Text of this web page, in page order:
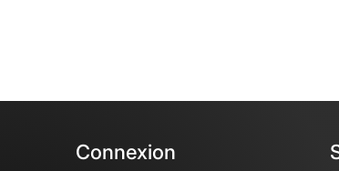
Connexion